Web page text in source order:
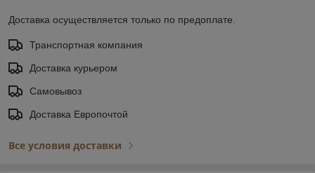
Доставка осуществляется только по предоплате.
Транспортная компания
Доставка курьером
Самовывоз
Доставка Европочтой
Все условия доставки